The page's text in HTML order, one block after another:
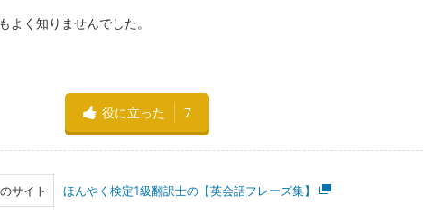
よく知りませんでした。
役に立った 7
サイト ほんやく検定1級翻訳士の【英会話フレーズ集】